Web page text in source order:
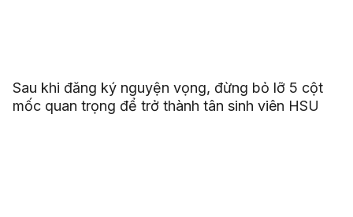
Sau khi đăng ký nguyện vọng, đừng bỏ lỡ 5 cột
mốc quan trọng để trở thành tân sinh viên HSU